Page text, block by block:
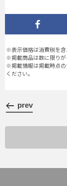
※表示価格は消費税を含
※掲載商品は数に限りが
※掲載情報は掲載時点
ください。
prev